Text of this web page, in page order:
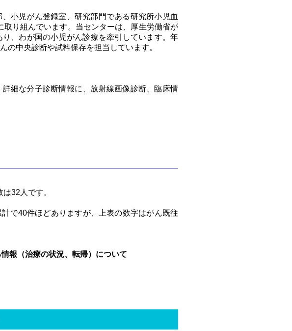
小児がん登録室、研究部門である研究所小児血
り組んでいます。当センターは、厚生労働省が
、わが国の小児がん診療を牽引しています。年
の中央診断や試料保存を担当しています。
細な分子診断情報に、放射線画像診断、臨床情
32人です。
で40件ほどありますが、上表の数字はがん既往
報（治療の状況、転帰）について